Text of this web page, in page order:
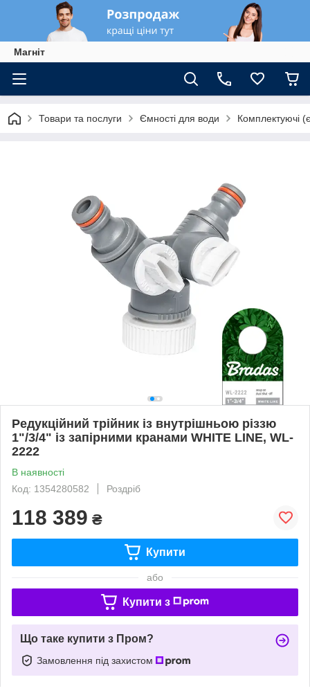
Магніт
Товари та послуги Ємності для води Комплектуючі
Редукційний трійник із внутрішньою різзю
1"/3/4" із запірними кранами WHITE LINE, WL-
2222
В наявності
Код: 1354280582
Роздріб
118 389 ₴
Купити
або
Купити з
Що таке купити з Пром?
Замовлення під захистом